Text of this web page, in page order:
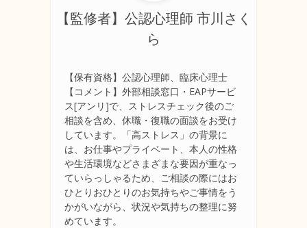
【監修者】公認心理師 市川さく
ら
【保有資格】公認心理師、臨床心理士
【コメント】外部相談窓口・EAPサービ
ス[アンリ]で、ストレスチェック後のご
相談を含め、休職・復職の面談をお受け
しています。「高ストレス」の背景に
は、お仕事やプライベート、本人の性格
や生活環境などさまざまな要因が重なっ
ていらっしゃるため、ご相談の際にはお
ひとりおひとりのお気持ちやご事情をう
かがいながら、状況や気持ちの整理に努
めています。